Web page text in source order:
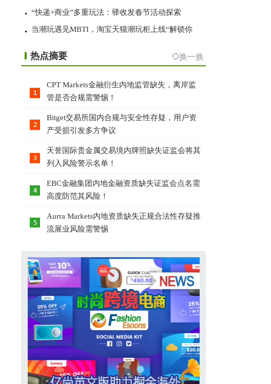
“快递+商业”多重玩法：驿收发春节活动探索
当潮玩遇见MBTI，淘宝天猫潮玩柜上线“解锁你
热点摘要 换一换
CPT Markets金融衍生内地监管缺失，离岸监
管是否合规需警惕！
Bitget交易所国内合规与安全性存疑，用户资
产受损引发多方争议
天誉国际贵金属交易境内牌照缺失证监会将其
列入风险警示名单！
EBC金融集团内地金融资质缺失证监会点名需
高度防范其风险！
Aurra Markets内地资质缺失正规合法性存疑推
流展业风险需警惕